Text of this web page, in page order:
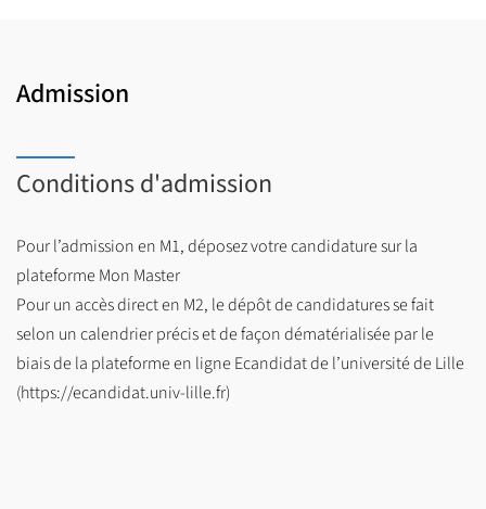
Admission
Conditions d'admission
Pour l’admission en M1, déposez votre candidature sur la
plateforme Mon Master
Pour un accès direct en M2, le dépôt de candidatures se fait
selon un calendrier précis et de façon dématérialisée par le
biais de la plateforme en ligne Ecandidat de l’université de Lille
(https://ecandidat.univ-lille.fr)